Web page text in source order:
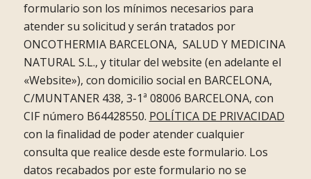
formulario son los mínimos necesarios para
atender su solicitud y serán tratados por
ONCOTHERMIA BARCELONA, SALUD Y MEDICINA
NATURAL S.L., y titular del website (en adelante el
«Website»), con domicilio social en BARCELONA,
C/MUNTANER 438, 3-1ª 08006 BARCELONA, con
CIF número B64428550. POLÍTICA DE PRIVACIDAD
con la finalidad de poder atender cualquier
consulta que realice desde este formulario. Los
datos recabados por este formulario no se